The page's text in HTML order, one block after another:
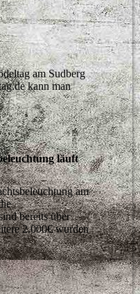
am Sudberg
kann man
läuft
am
bereits über
2.000€ wurden